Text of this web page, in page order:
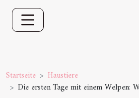
Startseite
Haustiere
Die ersten Tage mit einem Welpen: